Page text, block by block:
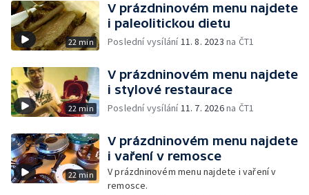
22 min
V prázdninovém menu najdete
i paleolitickou dietu
Poslední vysílání11. 8. 2023 na ČT1
22 min
V prázdninovém menu najdete
i stylové restaurace
Poslední vysílání11. 7. 2026na ČT1
22 min
V prázdninovém menu najdete
i vaření v remosce
V prázdninovém menu najdete i vaření v
remosce.